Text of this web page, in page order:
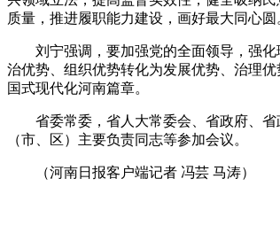
质量，推进履职能力建设，画好最大同心
刘宁强调，要加强党的全面领导，强化
治优势、组织优势转化为发展优势、治理
国式现代化河南篇章。
省委常委，省人大常委会、省政府、省
（市、区）主要负责同志等参加会议。
（河南日报客户端记者 冯芸 马涛）